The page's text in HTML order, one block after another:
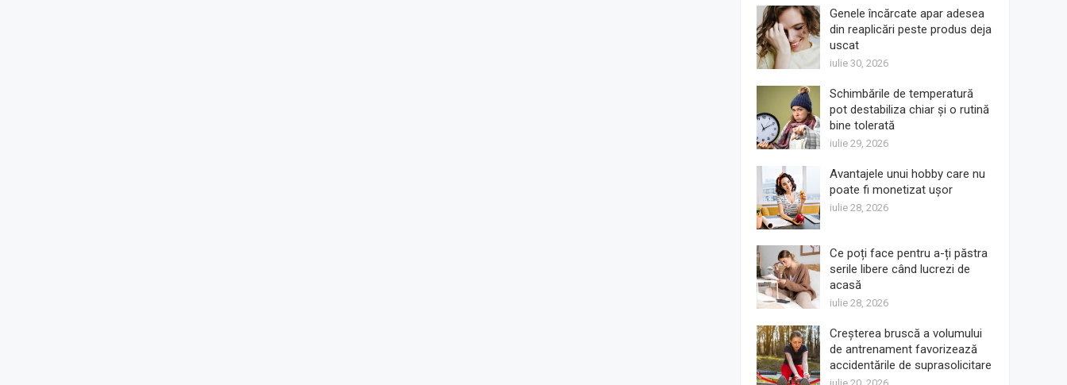
Genele încărcate apar adesea
din reaplicări peste produs deja
uscat
iulie 30, 2026
Schimbările de temperatură
pot destabiliza chiar și o rutină
bine tolerată
iulie 29, 2026
Avantajele unui hobby care nu
poate fi monetizat ușor
iulie 28, 2026
Ce poți face pentru a-ți păstra
serile libere când lucrezi de
acasă
iulie 28, 2026
Creșterea bruscă a volumului
de antrenament favorizează
accidentările de suprasolicitare